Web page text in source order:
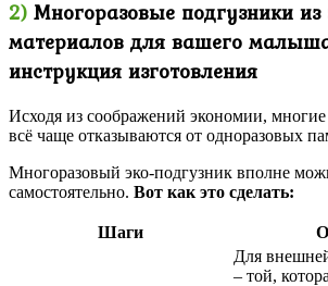
2) Многоразовые подгузники из
материалов для вашего
инструкция изготовления
Исходя из соображений экономии,
всё чаще отказываются от одноразовых
Многоразовый эко-подгузник вполне
самостоятельно. Вот как это сделать:
Шаги
Для
– той,